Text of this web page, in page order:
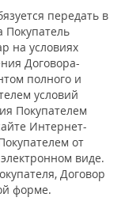
передать в
Покупатель
на условиях
Договора-
полного и
условий
Покупателем
Интернет-
от
виде.
Договор
форме.